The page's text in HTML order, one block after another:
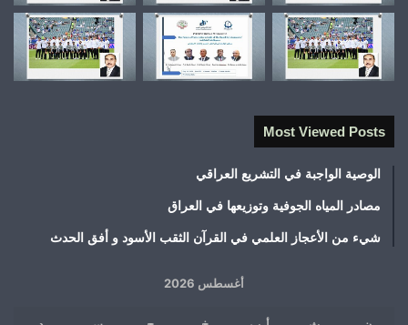
Most Viewed Posts
الوصية الواجبة في التشريع العراقي
مصادر المياه الجوفية وتوزيعها في العراق
شيء من الأعجاز العلمي في القرآن الثقب الأسود و أفق الحدث
أغسطس 2026